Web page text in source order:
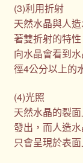
(3)利用折射
天然水晶與人
著雙折射的特
向水晶會看到
徑4公分以上的
(4)光照
天然水晶的裂
發出，而人造
只會呈現於表面